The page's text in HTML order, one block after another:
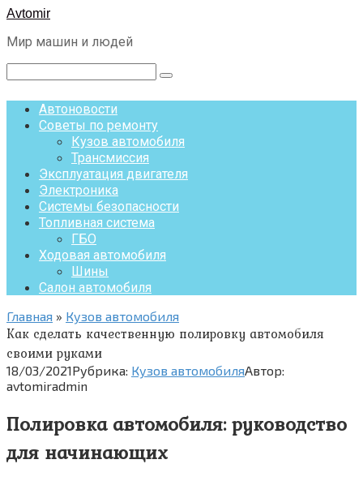
Перейти
контенту
Avtomir
Мир машин и людей
Поиск:
Автоновости
Советы по ремонту
Кузов автомобиля
Трансмиссия
Эксплуатация двигателя
Электроника
Системы безопасности
Топливная система
ГБО
Ходовая автомобиля
Шины
Салон автомобиля
Главная » Кузов автомобиля
Как сделать качественную полировку автомобиля
своими руками
18/03/2021Рубрика: Кузов автомобиляАвтор:
avtomiradmin
Полировка автомобиля: руководство
для начинающих